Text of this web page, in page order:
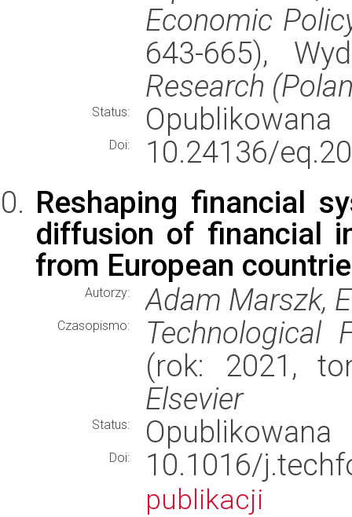
Economic
643-665),
Research
Status: Opublikowana
Doi:
10.24136/
Reshaping financial
diffusion of financial
from European
Autorzy: Adam Marszk,
Czasopismo:
Technological
(rok: 2021,
Elsevier
Status: Opublikowana
Doi: 10.1016/
publikacji